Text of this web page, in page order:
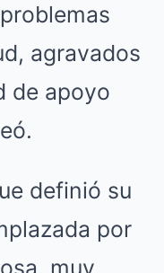
agravados
de apoyo
definió su
por